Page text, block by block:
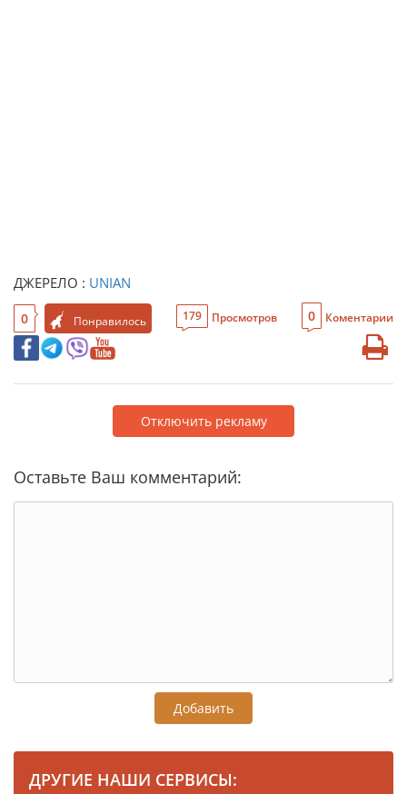
ДЖЕРЕЛО : UNIAN
0 Понравилось 179 Просмотров 0 Коментарии
Отключить рекламу
Оставьте Ваш комментарий:
Добавить
ДРУГИЕ НАШИ СЕРВИСЫ: